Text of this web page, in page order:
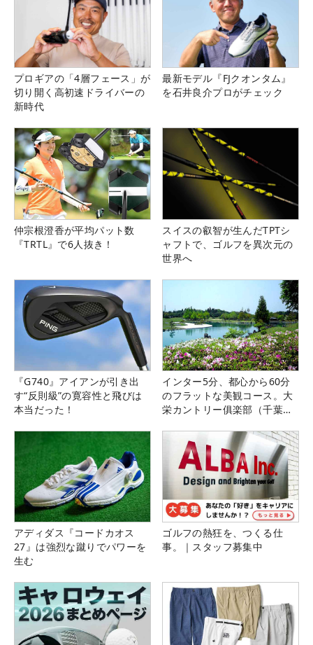
プロギアの「4層フェース」が
切り開く高初速ドライバーの
新時代
最新モデル『FJクオンタム』
を石井良介プロがチェック
仲宗根澄香が平均パット数
『TRTL』で6人抜き！
スイスの叡智が生んだTPTシ
ャフトで、ゴルフを異次元の
世界へ
『G740』アイアンが引き出
す“反則級”の寛容性と飛びは
本当だった！
インター5分、都心から60分
のフラットな美観コース。大
栄カントリー俱楽部（千葉
アディダス『コードカオス
27』は強烈な蹴りでパワーを
生む
ゴルフの熱狂を、つくる仕
事。｜スタッフ募集中